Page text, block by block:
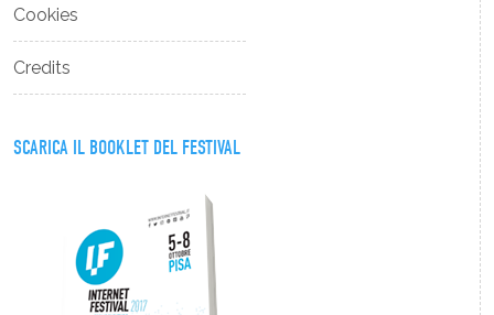
Cookies
Credits
SCARICA IL BOOKLET DEL FESTIVAL